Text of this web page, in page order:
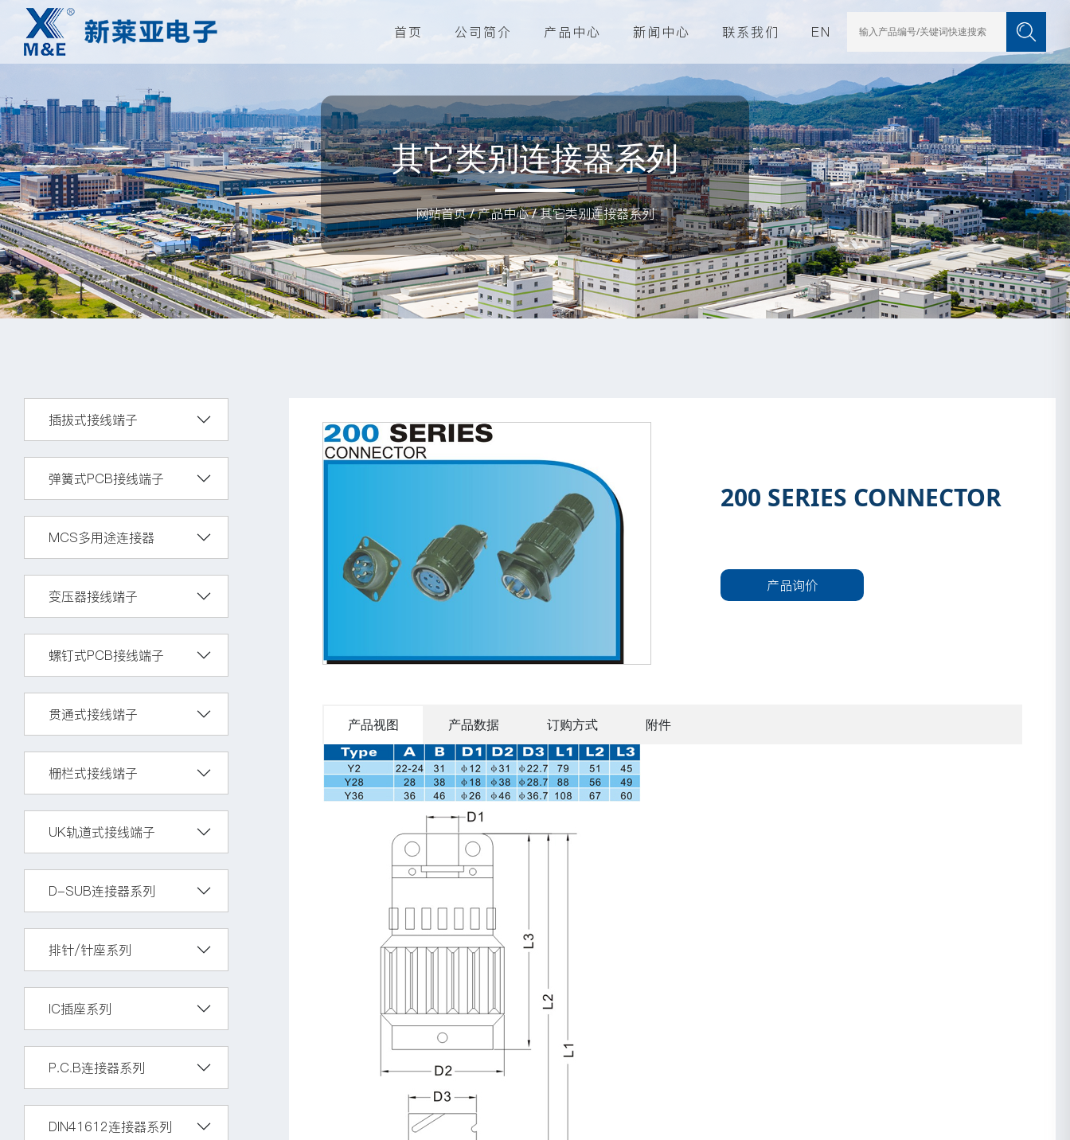
首页 公司简介 产品中心 新闻中心 联系我们 EN
其它类别连接器系列
网站首页/产品中心/其它类别连接器系列
插拔式接线端子
弹簧式PCB接线端子
MCS多用途连接器
变压器接线端子
螺钉式PCB接线端子
贯通式接线端子
栅栏式接线端子
UK轨道式接线端子
D-SUB连接器系列
排针/针座系列
IC插座系列
P.C.B连接器系列
DIN41612连接器系列
200 SERIES CONNECTOR
产品询价
产品视图 产品数据 订购方式 附件